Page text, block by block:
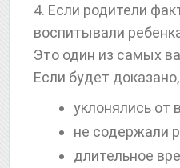
4. Если родители
воспитывали
Это один из самых
Если будет
уклонялись от
не содержали
длительное